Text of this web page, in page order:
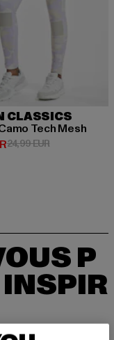
CLASSICS
Tech Mesh
17,99 EUR
24,99 EURPrix en
P
INSPIR